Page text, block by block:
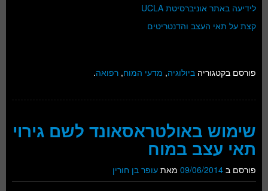
לידיעה באתר אוניברסיטת UCLA
קצת על תאי העצב והדנטריטים
פורסם בקטגוריה ביולוגיה, מדעי המוח, רפואה.
שימוש באולטראסאונד לשם גירוי
תאי עצב במוח
פורסם ב 09/06/2014 מאת עופר בן חורין